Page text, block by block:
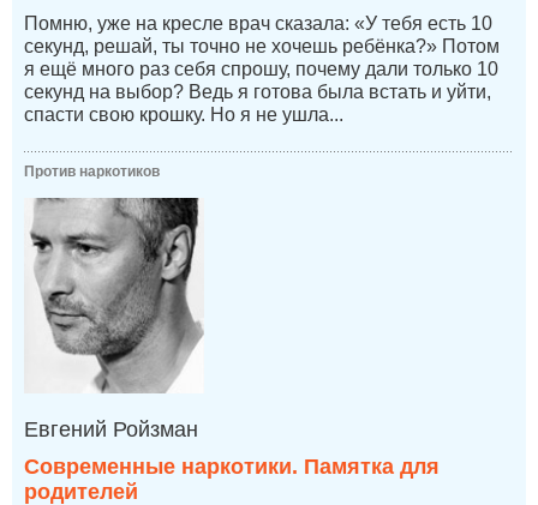
Помню, уже на кресле врач сказала: «У тебя есть 10
секунд, решай, ты точно не хочешь ребёнка?» Потом
я ещё много раз себя спрошу, почему дали только 10
секунд на выбор? Ведь я готова была встать и уйти,
спасти свою крошку. Но я не ушла...
Против наркотиков
Евгений Ройзман
Современные наркотики. Памятка для
родителей